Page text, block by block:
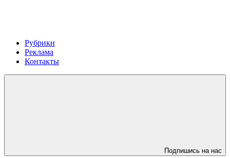
Рубрики
Реклама
Контакты
Подпишись на нас